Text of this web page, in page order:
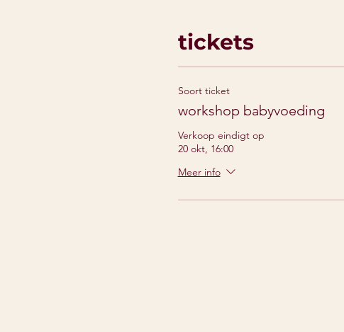
tickets
Soort ticket
workshop babyvoeding
Verkoop eindigt op
20 okt, 16:00
Meer info